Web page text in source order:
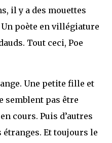
il y a des mouettes
poète en villégiature
Tout ceci, Poe
Une petite fille et
semblent pas être
cours. Puis d’autres
Et toujours le